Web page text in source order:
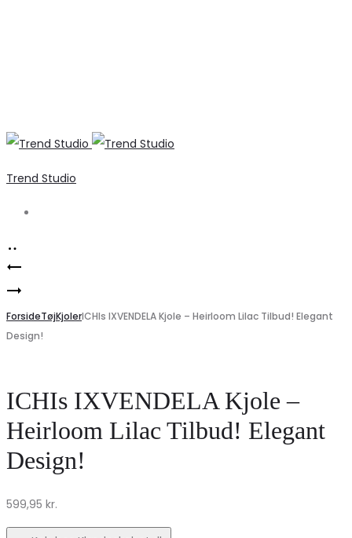
Trend Studio
Product
navigation
Bluse
til
Stil
og
Komfort
Udsalg
PIECES
Dame
Sweatpants
Delicioso
ForsideTøjKjolerICHIs IXVENDELA Kjole – Heirloom Lilac Tilbud! Elegant
Design!
ICHIs IXVENDELA Kjole –
Heirloom Lilac Tilbud! Elegant
Design!
599,95 kr.